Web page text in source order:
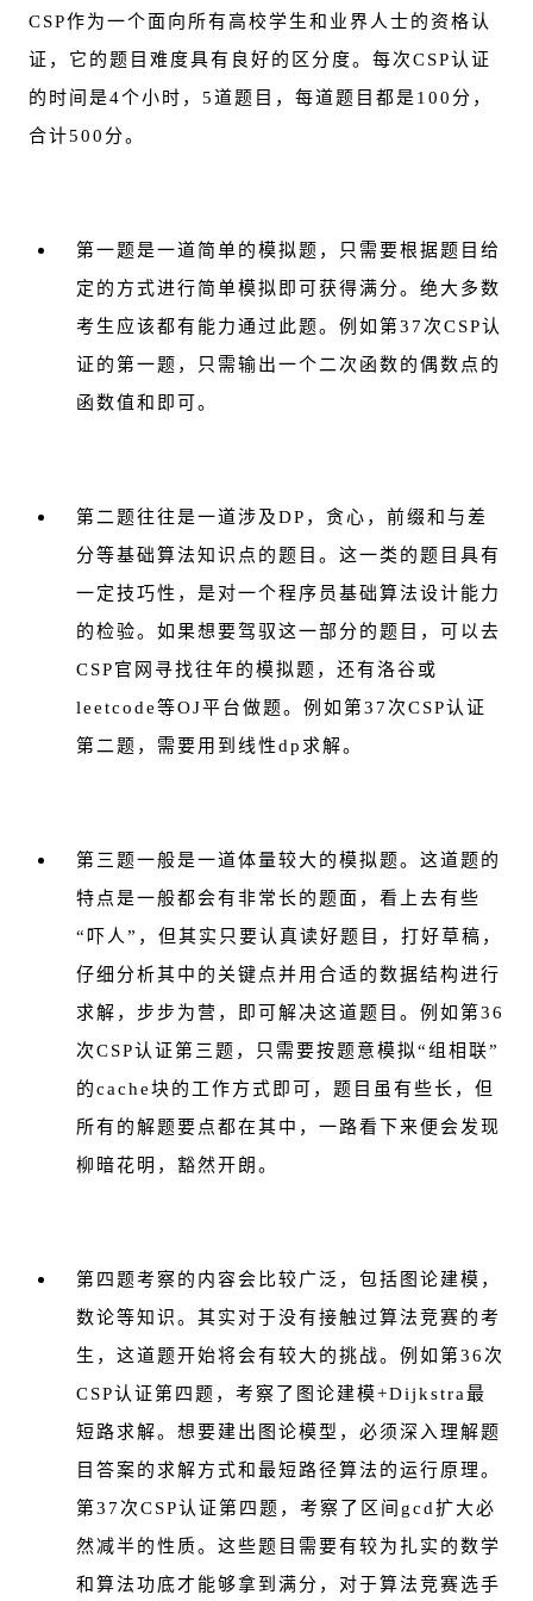
CSP作为一个面向所有高校学生和业界人士的资格认
证，它的题目难度具有良好的区分度。每次CSP认证
的时间是4个小时，5道题目，每道题目都是100分，
合计500分。
第一题是一道简单的模拟题，只需要根据题目给
定的方式进行简单模拟即可获得满分。绝大多数
考生应该都有能力通过此题。例如第37次CSP认
证的第一题，只需输出一个二次函数的偶数点的
函数值和即可。
第二题往往是一道涉及DP，贪心，前缀和与差
分等基础算法知识点的题目。这一类的题目具有
一定技巧性，是对一个程序员基础算法设计能力
的检验。如果想要驾驭这一部分的题目，可以去
CSP官网寻找往年的模拟题，还有洛谷或
leetcode等OJ平台做题。例如第37次CSP认证
第二题，需要用到线性dp求解。
第三题一般是一道体量较大的模拟题。这道题的
特点是一般都会有非常长的题面，看上去有些
“吓人”，但其实只要认真读好题目，打好草稿，
仔细分析其中的关键点并用合适的数据结构进行
求解，步步为营，即可解决这道题目。例如第36
次CSP认证第三题，只需要按题意模拟“组相联”
的cache块的工作方式即可，题目虽有些长，但
所有的解题要点都在其中，一路看下来便会发现
柳暗花明，豁然开朗。
第四题考察的内容会比较广泛，包括图论建模，
数论等知识。其实对于没有接触过算法竞赛的考
生，这道题开始将会有较大的挑战。例如第36次
CSP认证第四题，考察了图论建模+Dijkstra最
短路求解。想要建出图论模型，必须深入理解题
目答案的求解方式和最短路径算法的运行原理。
第37次CSP认证第四题，考察了区间gcd扩大必
然减半的性质。这些题目需要有较为扎实的数学
和算法功底才能够拿到满分，对于算法竞赛选手